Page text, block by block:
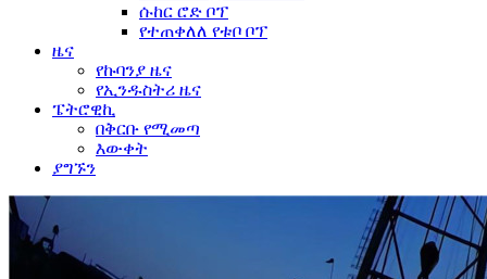
ሱከር ሮድ ቦፕ
የተጠቀለለ የቱቦ ቦፕ
ዜና
የኩባንያ ዜና
የኢንዱስትሪ ዜና
ፔትሮዊኪ
በቅርቡ የሚመጣ
እውቀት
ያግኙን